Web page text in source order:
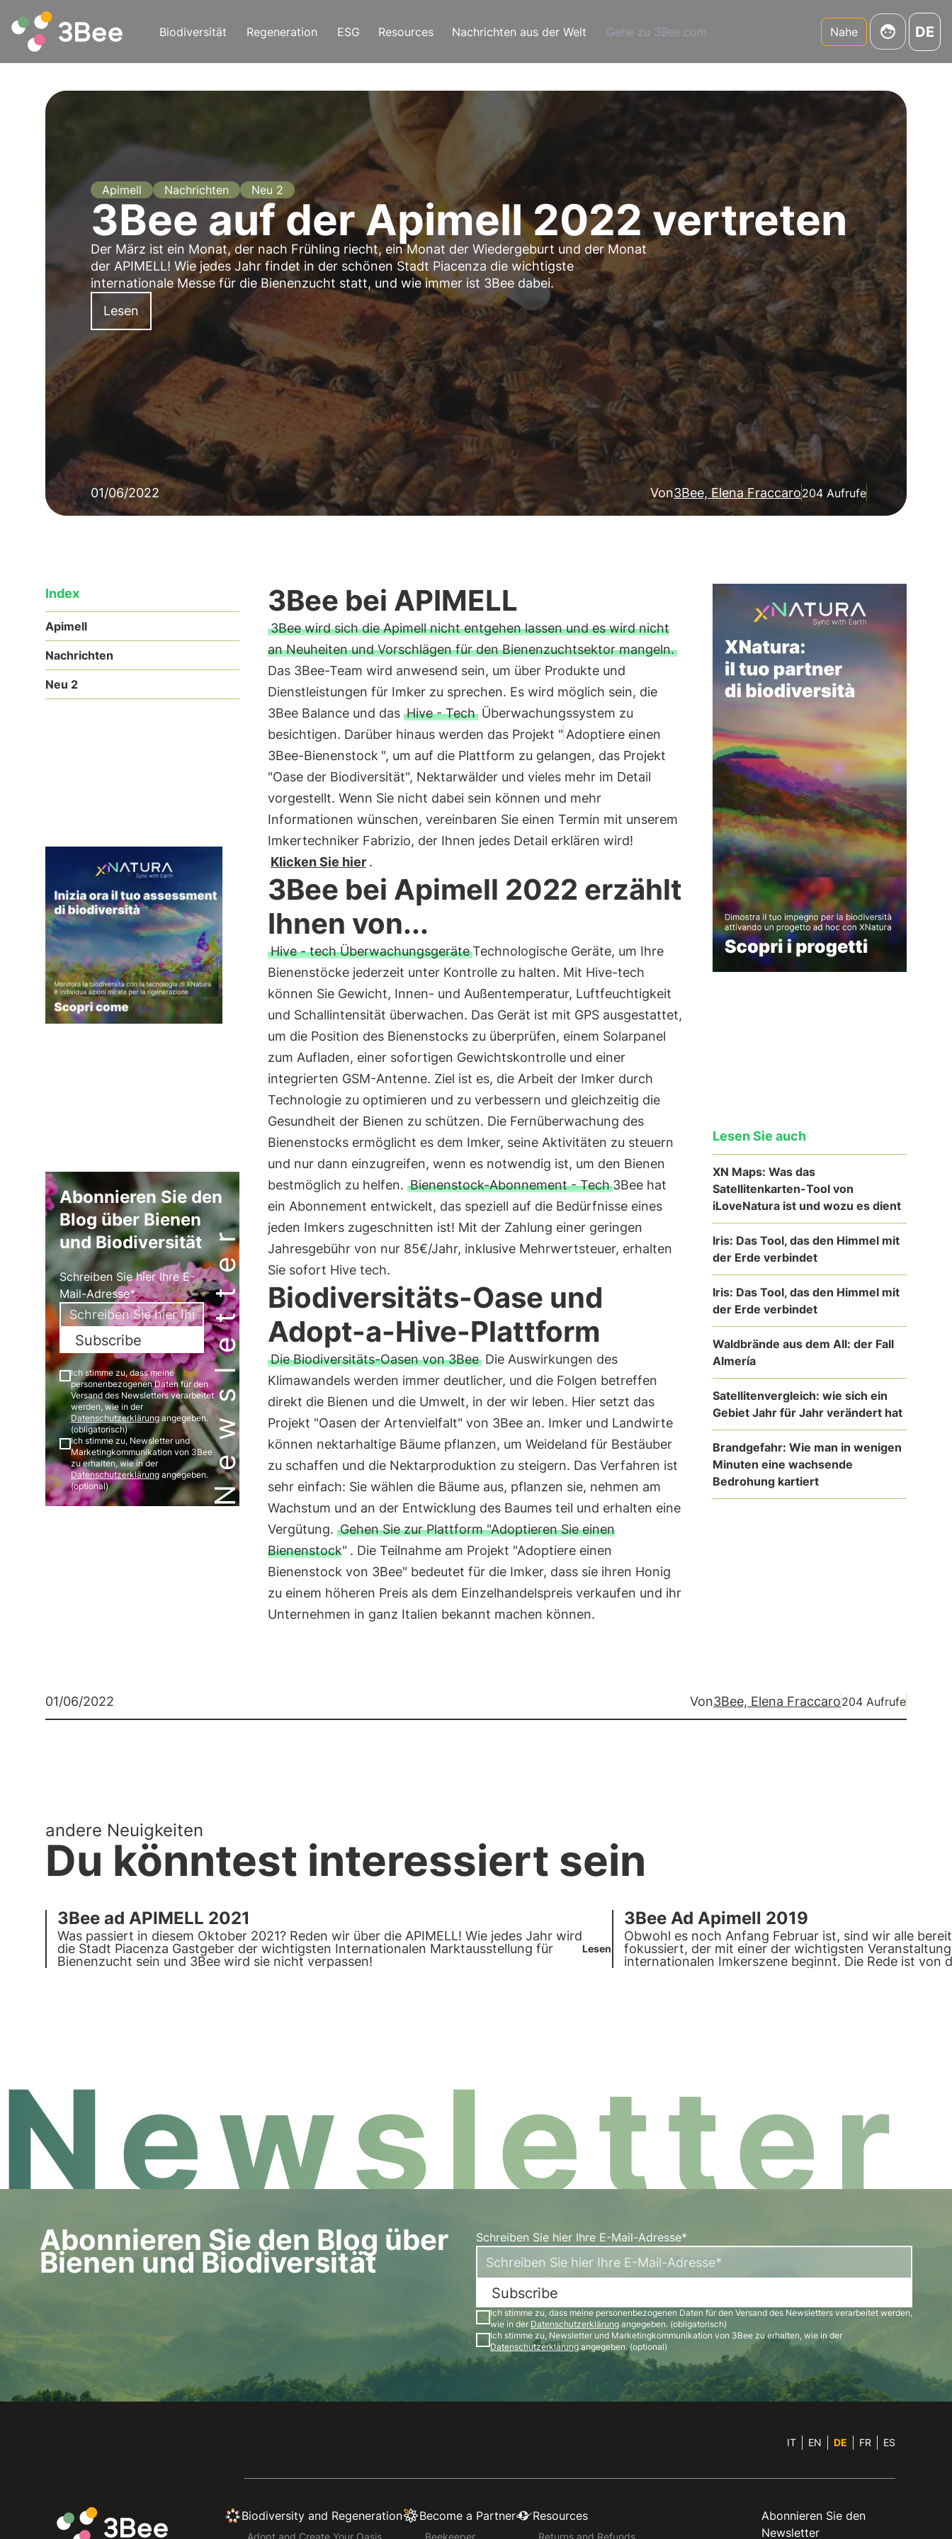
Biodiversität Regeneration ESG Resources Nachrichten aus der Welt Gehe zu 3Bee.com Nahe DE
Apimell Nachrichten Neu 2
3Bee auf der Apimell 2022 vertreten
Der März ist ein Monat, der nach Frühling riecht, ein Monat der Wiedergeburt und der Monat
der APIMELL! Wie jedes Jahr findet in der schönen Stadt Piacenza die wichtigste
internationale Messe für die Bienenzucht statt, und wie immer ist 3Bee dabei.
Lesen
01/06/2022 Von3Bee, Elena Fraccaro204 Aufrufe
Index
Apimell
Nachrichten
Neu 2
Newsletter
Abonnieren Sie den
Blog über Bienen
und Biodiversität
Schreiben Sie hier Ihre E-
Mail-Adresse*
Subscribe
Ich stimme zu, dass meine
personenbezogenen Daten für den
Versand des Newsletters verarbeitet
werden, wie in der
Datenschutzerklärungangegeben.
(obligatorisch)
Ich stimme zu, Newsletter und
Marketingkommunikation von 3Bee
zu erhalten, wie in der
Datenschutzerklärung angegeben.
(optional)
3Bee bei APIMELL
3Bee wird sich die Apimell nicht entgehen lassen und es wird nicht
an Neuheiten und Vorschlägen für den Bienenzuchtsektor mangeln.
Das 3Bee-Team wird anwesend sein, um über Produkte und
Dienstleistungen für Imker zu sprechen. Es wird möglich sein, die
3Bee Balance und das Hive - TechÜberwachungssystem zu
besichtigen. Darüber hinaus werden das Projekt " Adoptiere einen
3Bee-Bienenstock ", um auf die Plattform zu gelangen, das Projekt
"Oase der Biodiversität", Nektarwälder und vieles mehr im Detail
vorgestellt. Wenn Sie nicht dabei sein können und mehr
Informationen wünschen, vereinbaren Sie einen Termin mit unserem
Imkertechniker Fabrizio, der Ihnen jedes Detail erklären wird!
Klicken Sie hier .
3Bee bei Apimell 2022 erzählt
Ihnen von...
Hive - tech ÜberwachungsgeräteTechnologische Geräte, um Ihre
Bienenstöcke jederzeit unter Kontrolle zu halten. Mit Hive-tech
können Sie Gewicht, Innen- und Außentemperatur, Luftfeuchtigkeit
und Schallintensität überwachen. Das Gerät ist mit GPS ausgestattet,
um die Position des Bienenstocks zu überprüfen, einem Solarpanel
zum Aufladen, einer sofortigen Gewichtskontrolle und einer
integrierten GSM-Antenne. Ziel ist es, die Arbeit der Imker durch
Technologie zu optimieren und zu verbessern und gleichzeitig die
Gesundheit der Bienen zu schützen. Die Fernüberwachung des
Bienenstocks ermöglicht es dem Imker, seine Aktivitäten zu steuern
und nur dann einzugreifen, wenn es notwendig ist, um den Bienen
bestmöglich zu helfen. Bienenstock-Abonnement - Tech3Bee hat
ein Abonnement entwickelt, das speziell auf die Bedürfnisse eines
jeden Imkers zugeschnitten ist! Mit der Zahlung einer geringen
Jahresgebühr von nur 85€/Jahr, inklusive Mehrwertsteuer, erhalten
Sie sofort Hive tech.
Biodiversitäts-Oase und
Adopt-a-Hive-Plattform
Die Biodiversitäts-Oasen von 3BeeDie Auswirkungen des
Klimawandels werden immer deutlicher, und die Folgen betreffen
direkt die Bienen und die Umwelt, in der wir leben. Hier setzt das
Projekt "Oasen der Artenvielfalt" von 3Bee an. Imker und Landwirte
können nektarhaltige Bäume pflanzen, um Weideland für Bestäuber
zu schaffen und die Nektarproduktion zu steigern. Das Verfahren ist
sehr einfach: Sie wählen die Bäume aus, pflanzen sie, nehmen am
Wachstum und an der Entwicklung des Baumes teil und erhalten eine
Vergütung. Gehen Sie zur Plattform "Adoptieren Sie einen
Bienenstock" . Die Teilnahme am Projekt "Adoptiere einen
Bienenstock von 3Bee" bedeutet für die Imker, dass sie ihren Honig
zu einem höheren Preis als dem Einzelhandelspreis verkaufen und ihr
Unternehmen in ganz Italien bekannt machen können.
Lesen Sie auch
XN Maps: Was das
Satellitenkarten-Tool von
iLoveNatura ist und wozu es dient
Iris: Das Tool, das den Himmel mit
der Erde verbindet
Iris: Das Tool, das den Himmel mit
der Erde verbindet
Waldbrände aus dem All: der Fall
Almería
Satellitenvergleich: wie sich ein
Gebiet Jahr für Jahr verändert hat
Brandgefahr: Wie man in wenigen
Minuten eine wachsende
Bedrohung kartiert
01/06/2022 Von3Bee, Elena Fraccaro204 Aufrufe
andere Neuigkeiten
Du könntest interessiert sein
3Bee ad APIMELL 2021
Was passiert in diesem Oktober 2021? Reden wir über die APIMELL! Wie jedes Jahr wird
die Stadt Piacenza Gastgeber der wichtigsten Internationalen Marktausstellung für
Bienenzucht sein und 3Bee wird sie nicht verpassen!
Lesen
3Bee Ad Apimell 2019
Obwohl es noch Anfang Februar ist, sind wir alle
fokussiert, der mit einer der wichtigsten
internationalen Imkerszene beginnt. Die Rede ist von
Newsletter
Abonnieren Sie den Blog über
Bienen und Biodiversität
Schreiben Sie hier Ihre E-Mail-Adresse*
Subscribe
Ich stimme zu, dass meine personenbezogenen Daten für den Versand des Newsletters verarbeitet werden,
wie in der Datenschutzerklärung angegeben. (obligatorisch)
Ich stimme zu, Newsletter und Marketingkommunikation von 3Bee zu erhalten, wie in der
Datenschutzerklärungangegeben. (optional)
IT EN DE FR ES
Biodiversity and Regeneration
Adopt and Create Your Oasis
Become a Partner
Beekeeper
Resources
Returns and Refunds
Abonnieren Sie den
Newsletter